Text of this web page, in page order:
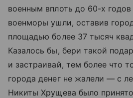
военным вплоть до 60-х
военморы ушли, оставив
площадью более 37 тысяч
Казалось бы, бери такой
и застраивай, тем более что
города денег не жалели — с
Никиты Хрущева было